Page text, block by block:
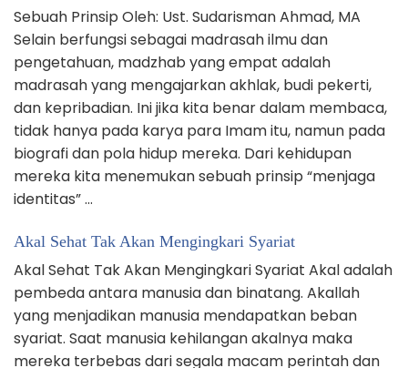
Sebuah Prinsip Oleh: Ust. Sudarisman Ahmad, MA
Selain berfungsi sebagai madrasah ilmu dan
pengetahuan, madzhab yang empat adalah
madrasah yang mengajarkan akhlak, budi pekerti,
dan kepribadian. Ini jika kita benar dalam membaca,
tidak hanya pada karya para Imam itu, namun pada
biografi dan pola hidup mereka. Dari kehidupan
mereka kita menemukan sebuah prinsip “menjaga
identitas” …
Akal Sehat Tak Akan Mengingkari Syariat
Akal Sehat Tak Akan Mengingkari Syariat Akal adalah
pembeda antara manusia dan binatang. Akallah
yang menjadikan manusia mendapatkan beban
syariat. Saat manusia kehilangan akalnya maka
mereka terbebas dari segala macam perintah dan